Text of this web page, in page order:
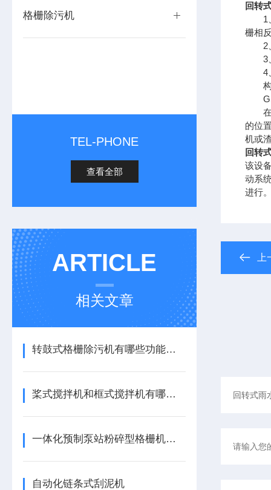
格栅除污机
TEL-PHONE
查看全部
ARTICLE
相关文章
转鼓式格栅除污机有哪些功能与特点
桨式搅拌机和框式搅拌机有哪些区别
一体化预制泵站粉碎型格栅机型号
自动化链条式刮泥机
回转
1、
栅相
2、
3、
4、
构
在电
的位
机或
回转
该设
动系
进行